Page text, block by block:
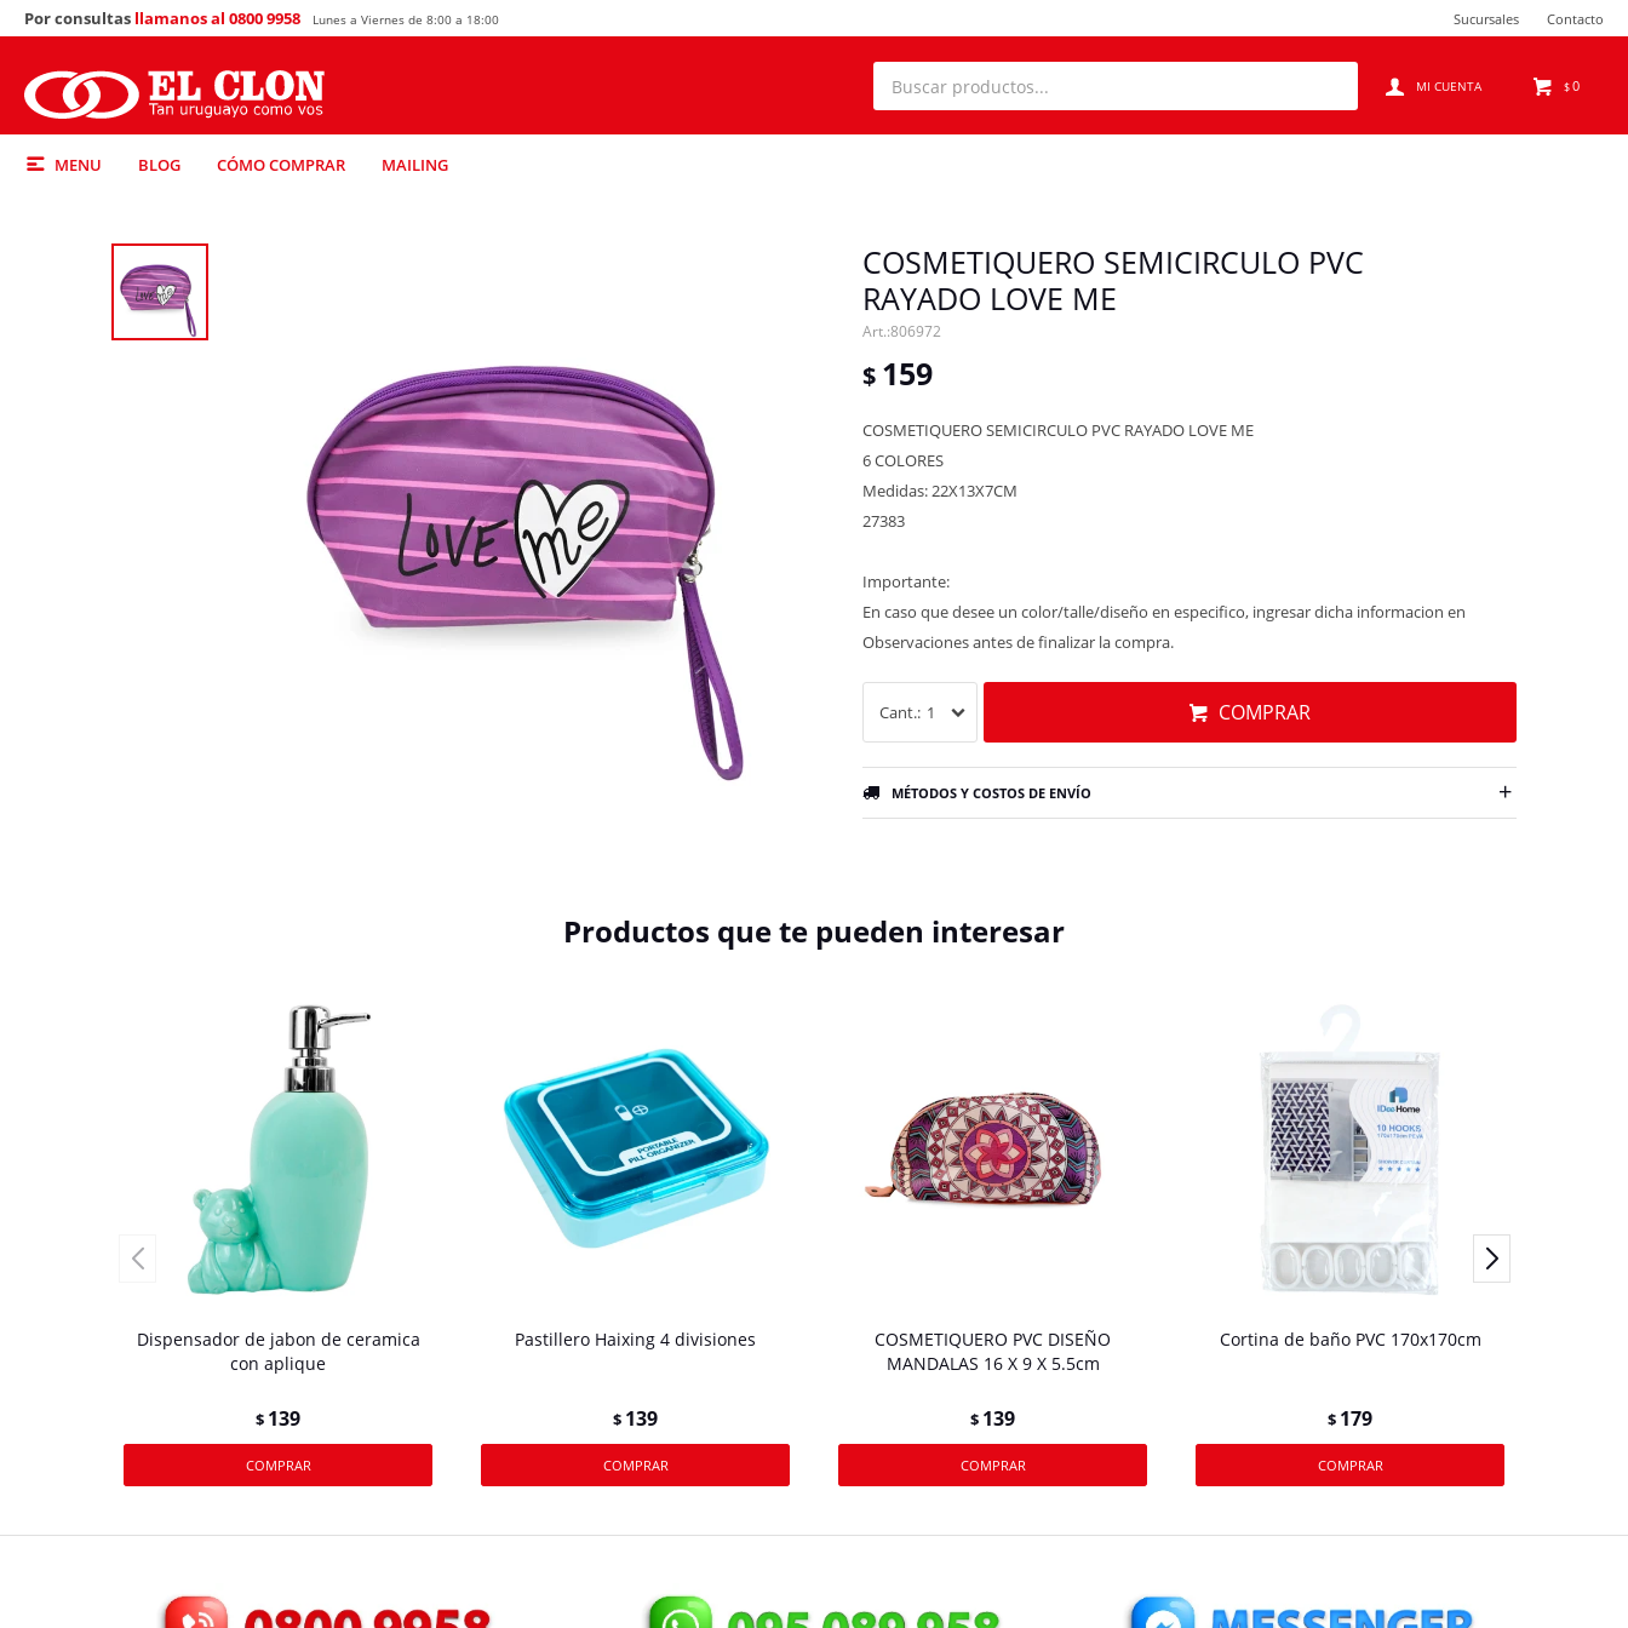
MENU BLOG CÓMO COMPRAR MAILING
$0
Por consultas llamanos al 0800 9958 Lunes a Viernes de 8:00 a 18:00 Sucursales Contacto
COSMETIQUERO SEMICIRCULO PVC
RAYADO LOVE ME
806972
$ 159
COSMETIQUERO SEMICIRCULO PVC RAYADO LOVE ME
6 COLORES
Medidas: 22X13X7CM
27383
Importante:
En caso que desee un color/talle/diseño en especifico, ingresar dicha informacion en
Observaciones antes de finalizar la compra.
1 COMPRAR
MÉTODOS Y COSTOS DE ENVÍO
Productos que te pueden interesar
Dispensador de jabon de ceramica
con aplique
$ 139
Pastillero Haixing 4 divisiones
$ 139
COSMETIQUERO PVC DISEÑO
MANDALAS 16 X 9 X 5.5cm
$ 139
Cortina de baño PVC 170x170cm
$ 179